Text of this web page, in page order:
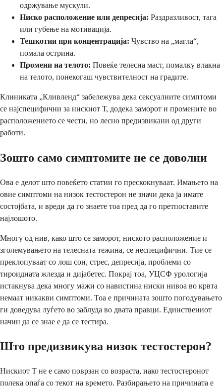
одржување мускули.
Ниско расположение или депресија: Раздразливост, тага
или губење на мотивација.
Тешкотии при концентрација: Чувство на „магла“,
помала острина.
Промени на телото: Повеќе телесна маст, помалку влакна
на телото, понекогаш чувствителност на градите.
Клиниката „Кливленд“ забележува дека сексуалните симптоми
се најспецифични за нискиот Т, додека заморот и промените во
расположението се чести, но лесно предизвикани од други
работи.
Зошто само симптомите не се доволни
Ова е делот што повеќето статии го прескокнуваат. Имањето на
овие симптоми на низок тестостерон не значи дека ја имате
состојбата, и вреди да го знаете тоа пред да го претпоставите
најлошото.
Многу од нив, како што се заморот, ниското расположение и
зголемувањето на телесната тежина, се неспецифични. Тие се
преклопуваат со лош сон, стрес, депресија, проблеми со
тироидната жлезда и дијабетес. Покрај тоа, УЦСФ урологија
истакнува дека многу мажи со навистина ниски нивоа во крвта
немаат никакви симптоми. Тоа е причината зошто погодувањето
ги доведува луѓето во заблуда во двата правци. Единствениот
начин да се знае е да се тестира.
Што предизвикува низок тестостерон?
Нискиот Т не е само поврзан со возраста, иако тестостеронот
полека опаѓа со текот на времето. Разбирањето на причината е